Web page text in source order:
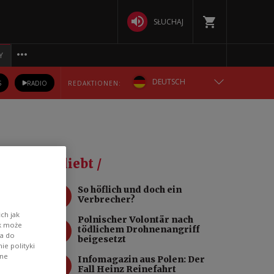
SŁUCHAJ
RADIO REDAKTIONEN: DEUTSCH
УКРАЇНСЬКА
Beliebt /
So höflich und doch ein
Verbrecher?
Polnischer Volontär nach
tödlichem Drohnenangriff
beigesetzt
Infomagazin aus Polen: Der
Fall Heinz Reinefahrt
jak
może
do
polityki